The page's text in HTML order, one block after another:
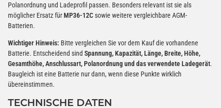
Polanordnung und Ladeprofil passen. Besonders relevant ist sie als
möglicher Ersatz fürMP36-12Csowie weitere vergleichbare AGM-
Batterien.
Wichtiger Hinweis: Bitte vergleichen Sie vor dem Kauf die vorhandene
Batterie. Entscheidend sind Spannung, Kapazität, Länge, Breite, Höhe,
Gesamthöhe, Anschlussart, Polanordnung und das verwendete Ladegerät.
Baugleich ist eine Batterie nur dann, wenn diese Punkte wirklich
übereinstimmen.
TECHNISCHE DATEN